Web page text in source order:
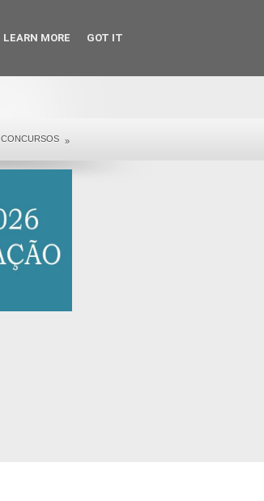
CONCURSOS »
LEARN MORE GOT IT